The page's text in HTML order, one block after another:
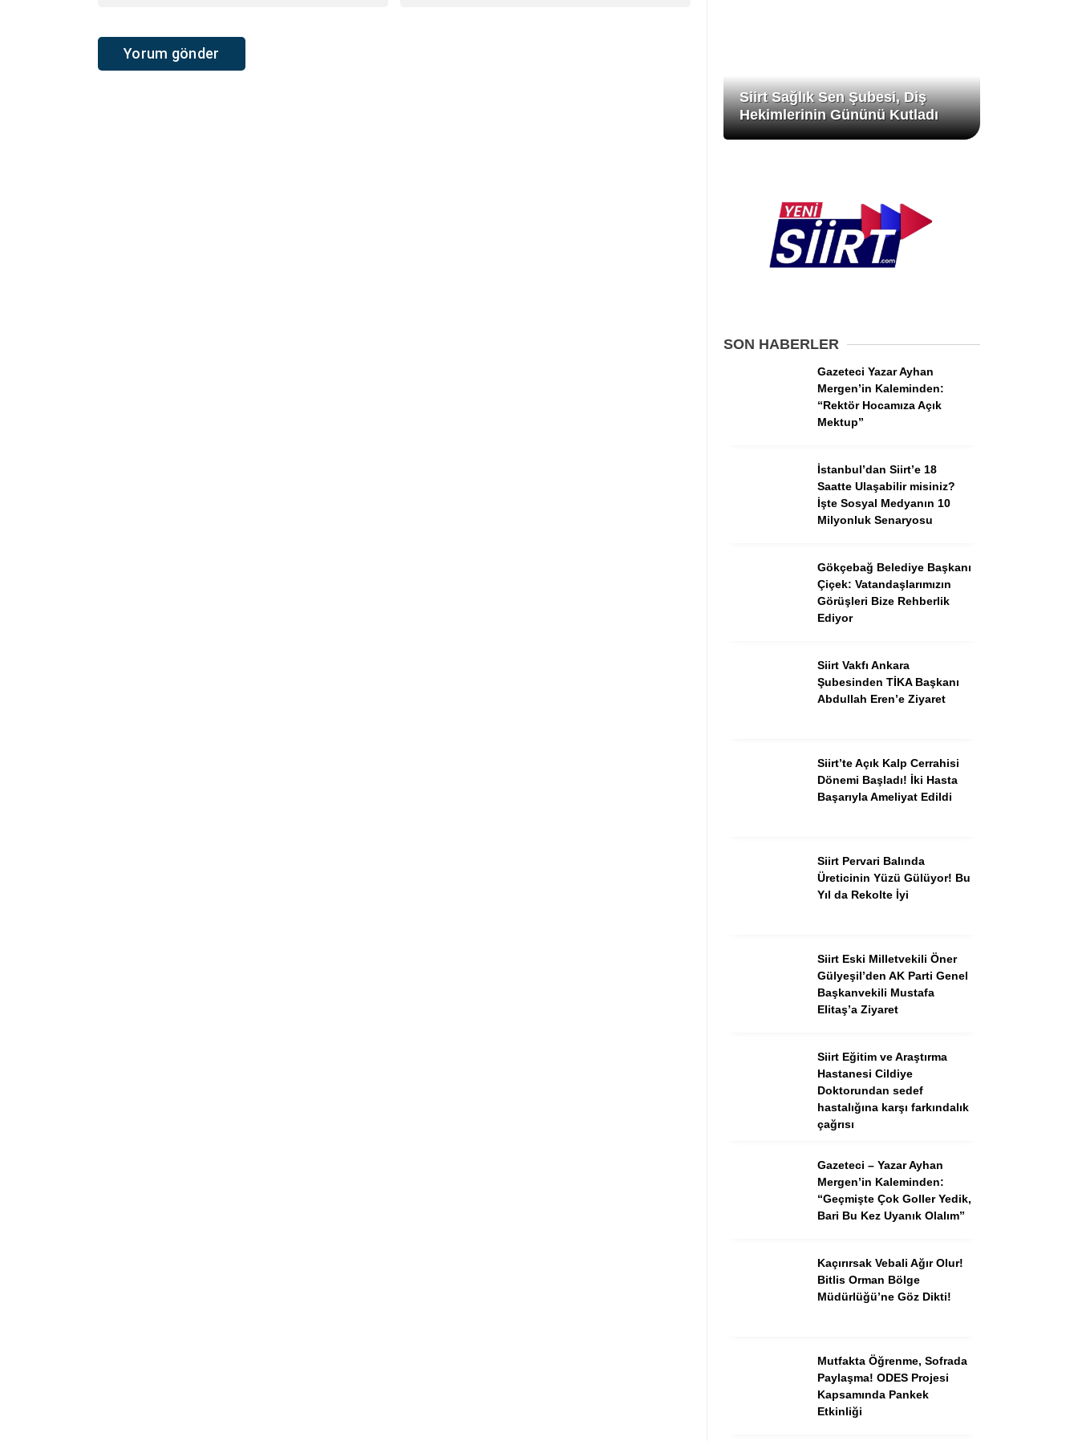
Siirt Sağlık Sen Şubesi, Diş
Hekimlerinin Gününü Kutladı
SON HABERLER
Gazeteci Yazar Ayhan
Mergen’in Kaleminden:
“Rektör Hocamıza Açık
Mektup”
İstanbul’dan Siirt’e 18
Saatte Ulaşabilir misiniz?
İşte Sosyal Medyanın 10
Milyonluk Senaryosu
Gökçebağ Belediye Başkanı
Çiçek: Vatandaşlarımızın
Görüşleri Bize Rehberlik
Ediyor
Siirt Vakfı Ankara
Şubesinden TİKA Başkanı
Abdullah Eren’e Ziyaret
Siirt’te Açık Kalp Cerrahisi
Dönemi Başladı! İki Hasta
Başarıyla Ameliyat Edildi
Siirt Pervari Balında
Üreticinin Yüzü Gülüyor! Bu
Yıl da Rekolte İyi
Siirt Eski Milletvekili Öner
Gülyeşil’den AK Parti Genel
Başkanvekili Mustafa
Elitaş’a Ziyaret
Siirt Eğitim ve Araştırma
Hastanesi Cildiye
Doktorundan sedef
hastalığına karşı farkındalık
çağrısı
Gazeteci – Yazar Ayhan
Mergen’in Kaleminden:
“Geçmişte Çok Goller Yedik,
Bari Bu Kez Uyanık Olalım”
Kaçırırsak Vebali Ağır Olur!
Bitlis Orman Bölge
Müdürlüğü’ne Göz Dikti!
Mutfakta Öğrenme, Sofrada
Paylaşma! ODES Projesi
Kapsamında Pankek
Etkinliği